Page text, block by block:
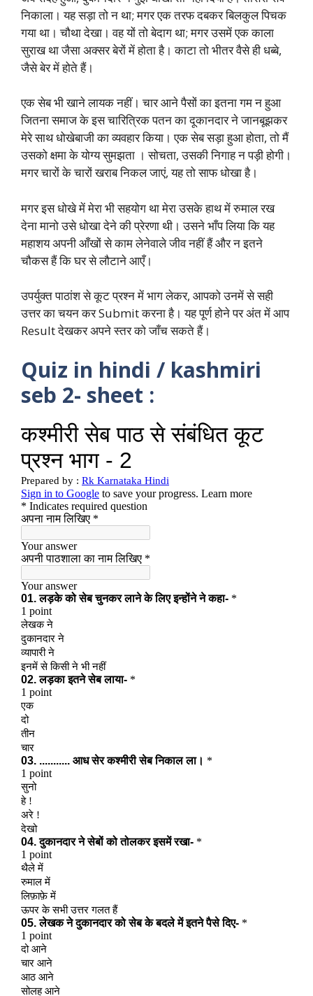
निकाला। यह सड़ा तो न था; मगर एक तरफ दबकर बिलकुल पिचक
गया था। चौथा देखा। वह यों तो बेदाग था; मगर उसमें एक काला
सुराख था जैसा अक्सर बेरों में होता है। काटा तो भीतर वैसे ही धब्बे,
जैसे बेर में होते हैं।
एक सेब भी खाने लायक नहीं। चार आने पैसों का इतना गम न हुआ
जितना समाज के इस चारित्रिक पतन का दूकानदार ने जानबूझकर
मेरे साथ धोखेबाजी का व्यवहार किया। एक सेब सड़ा हुआ होता, तो मैं
उसको क्षमा के योग्य सुमझता । सोचता, उसकी निगाह न पड़ी होगी।
मगर चारों के चारों खराब निकल जाएं, यह तो साफ धोखा है।
मगर इस धोखे में मेरा भी सहयोग था मेरा उसके हाथ में रुमाल रख
देना मानो उसे धोखा देने की प्रेरणा थी। उसने भाँप लिया कि यह
महाशय अपनी आँखों से काम लेनेवाले जीव नहीं हैं और न इतने
चौकस हैं कि घर से लौटाने आएँ।
उपर्युक्त पाठांश से कूट प्रश्न में भाग लेकर, आपको उनमें से सही
उत्तर का चयन कर Submit करना है। यह पूर्ण होने पर अंत में आप
Result देखकर अपने स्तर को जाँच सकते हैं।
Quiz in hindi / kashmiri
seb 2- sheet :